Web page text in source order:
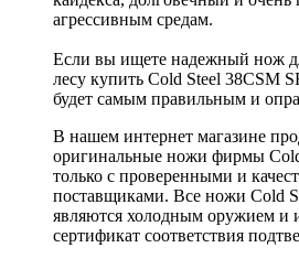
агрессивным средам.
Если вы ищете надежный нож
лесу купить Cold Steel 38CSM
будет самым правильным и
В нашем интернет магазине
оригинальные ножи фирмы
только с проверенными и
поставщиками. Все ножи Cold
являются холодным оружием и
сертификат соответствия